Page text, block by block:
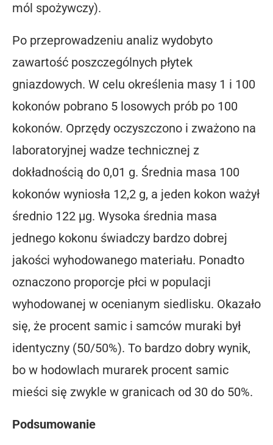
mól spożywczy).
Po przeprowadzeniu analiz wydobyto
zawartość poszczególnych płytek
gniazdowych. W celu określenia masy 1 i 100
kokonów pobrano 5 losowych prób po 100
kokonów. Oprzędy oczyszczono i zważono na
laboratoryjnej wadze technicznej z
dokładnością do 0,01 g. Średnia masa 100
kokonów wyniosła 12,2 g, a jeden kokon ważył
średnio 122 μg. Wysoka średnia masa
jednego kokonu świadczy bardzo dobrej
jakości wyhodowanego materiału. Ponadto
oznaczono proporcje płci w populacji
wyhodowanej w ocenianym siedlisku. Okazało
się, że procent samic i samców muraki był
identyczny (50/50%). To bardzo dobry wynik,
bo w hodowlach murarek procent samic
mieści się zwykle w granicach od 30 do 50%.
Podsumowanie